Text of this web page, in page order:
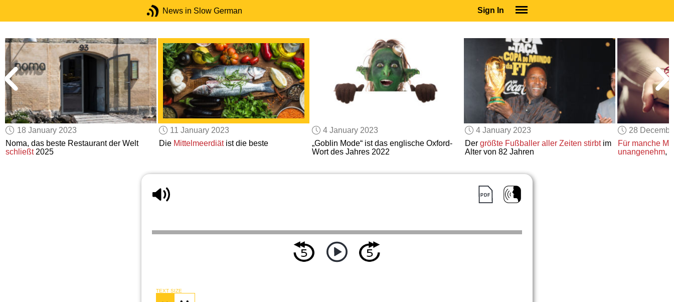
News in Slow German Sign In
EDUCATIONAL LICENSES
GIFT CARDS
OTHER LANGUAGES
ABOUT US
ALEXA
ADJUST COLORS
18 January 2023
Noma, das beste Restaurant der Welt
schließt2025
11 January 2023
Die Mittelmeerdiätist die beste
4 January 2023
„Goblin Mode“ ist das englische Oxford-
Wort des Jahres 2022
4 January 2023
Der größte Fußballer aller Zeiten stirbtim
Alter von 82 Jahren
28
Für manche
unangenehm,
TEXT SIZE